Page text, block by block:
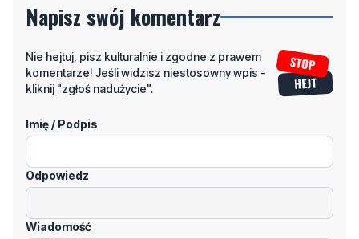
Napisz swój komentarz
Nie hejtuj, pisz kulturalnie i zgodne z prawem
komentarze! Jeśli widzisz niestosowny wpis -
kliknij "zgłoś nadużycie".
Imię / Podpis
Odpowiedz
Wiadomość